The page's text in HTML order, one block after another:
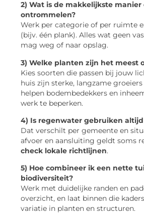
2) Wat is de makkelijkste manier
ontrommelen?
Werk per categorie of per ruimte
(bijv. één plank). Alles wat geen
mag weg of naar opslag.
3) Welke planten zijn het meest
Kies soorten die passen bij jouw
huis zijn sterke, langzame
helpen bodembedekkers en
werk te beperken.
4) Is regenwater gebruiken
Dat verschilt per gemeente en
afvoer en aansluiting geldt soms
check lokale richtlijnen.
5) Hoe combineer ik een nette
biodiversiteit?
Werk met duidelijke randen en
overzicht, en laat binnen die
variatie in planten en structuren.